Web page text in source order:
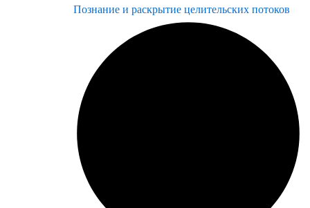
Познание и раскрытие целительских потоков